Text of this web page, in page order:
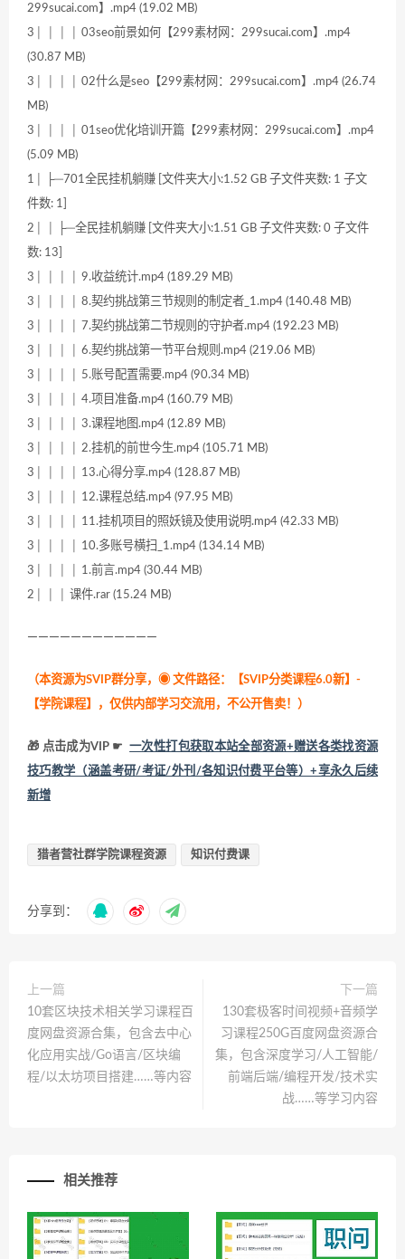
299sucai.com】.mp4 (19.02 MB)
3│ │ │ │ 03seo前景如何【299素材网：299sucai.com】.mp4
(30.87 MB)
3│ │ │ │ 02什么是seo【299素材网：299sucai.com】.mp4 (26.74
MB)
3│ │ │ │ 01seo优化培训开篇【299素材网：299sucai.com】.mp4
(5.09 MB)
1│ ├─701全民挂机躺赚 [文件夹大小:1.52 GB 子文件夹数: 1 子文
件数: 1]
2│ │ ├─全民挂机躺赚 [文件夹大小:1.51 GB 子文件夹数: 0 子文件
数: 13]
3│ │ │ │ 9.收益统计.mp4 (189.29 MB)
3│ │ │ │ 8.契约挑战第三节规则的制定者_1.mp4 (140.48 MB)
3│ │ │ │ 7.契约挑战第二节规则的守护者.mp4 (192.23 MB)
3│ │ │ │ 6.契约挑战第一节平台规则.mp4 (219.06 MB)
3│ │ │ │ 5.账号配置需要.mp4 (90.34 MB)
3│ │ │ │ 4.项目准备.mp4 (160.79 MB)
3│ │ │ │ 3.课程地图.mp4 (12.89 MB)
3│ │ │ │ 2.挂机的前世今生.mp4 (105.71 MB)
3│ │ │ │ 13.心得分享.mp4 (128.87 MB)
3│ │ │ │ 12.课程总结.mp4 (97.95 MB)
3│ │ │ │ 11.挂机项目的照妖镜及使用说明.mp4 (42.33 MB)
3│ │ │ │ 10.多账号横扫_1.mp4 (134.14 MB)
3│ │ │ │ 1.前言.mp4 (30.44 MB)
2│ │ │ 课件.rar (15.24 MB)
————————————
（本资源为SVIP群分享， ◉ 文件路径：【SVIP分类课程6.0新】-
【学院课程】，仅供内部学习交流用，不公开售卖！ ）
🎁 点击成为VIP ☛ 一次性打包获取本站全部资源+赠送各类找资源
技巧教学（涵盖考研/考证/外刊/各知识付费平台等）+享永久后续
新增
猎者营社群学院课程资源 知识付费课
分享到：
上一篇
10套区块技术相关学习课程百
度网盘资源合集，包含去中心
化应用实战/Go语言/区块编
程/以太坊项目搭建……等内容
下一篇
130套极客时间视频+音频学
习课程250G百度网盘资源合
集，包含深度学习/人工智能/
前端后端/编程开发/技术实
战……等学习内容
相关推荐